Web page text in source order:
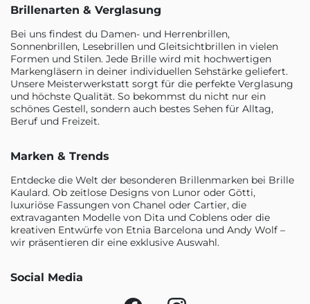
Brillenarten & Verglasung
Bei uns findest du Damen- und Herrenbrillen,
Sonnenbrillen, Lesebrillen und Gleitsichtbrillen in vielen
Formen und Stilen. Jede Brille wird mit hochwertigen
Markengläsern in deiner individuellen Sehstärke geliefert.
Unsere Meisterwerkstatt sorgt für die perfekte Verglasung
und höchste Qualität. So bekommst du nicht nur ein
schönes Gestell, sondern auch bestes Sehen für Alltag,
Beruf und Freizeit.
Marken & Trends
Entdecke die Welt der besonderen Brillenmarken bei Brille
Kaulard. Ob zeitlose Designs von Lunor oder Götti,
luxuriöse Fassungen von Chanel oder Cartier, die
extravaganten Modelle von Dita und Coblens oder die
kreativen Entwürfe von Etnia Barcelona und Andy Wolf –
wir präsentieren dir eine exklusive Auswahl.
Social Media